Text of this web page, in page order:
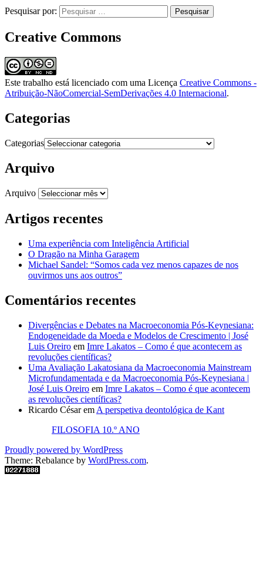
Pesquisar por:
Creative Commons
Este trabalho está licenciado com uma Licença Creative Commons -
Atribuição-NãoComercial-SemDerivações 4.0 Internacional.
Categorias
Categorias
Arquivo
Arquivo
Artigos recentes
Uma experiência com Inteligência Artificial
O Dragão na Minha Garagem
Michael Sandel: “Somos cada vez menos capazes de nos
ouvirmos uns aos outros”
Comentários recentes
Divergências e Debates na Macroeconomia Pós-Keynesiana:
Endogeneidade da Moeda e Modelos de Crescimento | José
Luis Oreiro em Imre Lakatos – Como é que acontecem as
revoluções científicas?
Uma Avaliação Lakatosiana da Macroeconomia Mainstream
Microfundamentada e da Macroeconomia Pós-Keynesiana |
José Luis Oreiro em Imre Lakatos – Como é que acontecem
as revoluções científicas?
Ricardo Césarem A perspetiva deontológica de Kant
FILOSOFIA 10.º ANO
Proudly powered by WordPress
Theme: Rebalance by WordPress.com.